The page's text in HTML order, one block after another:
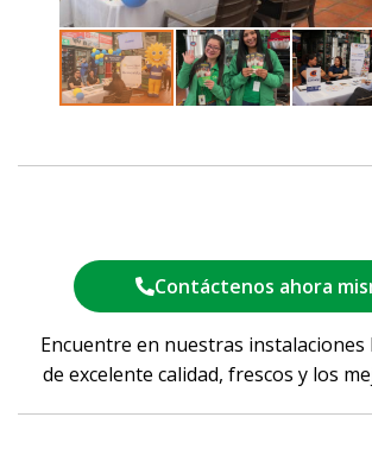
Contáctenos ahora
Encuentre en nuestras
de excelente calidad, frescos y los